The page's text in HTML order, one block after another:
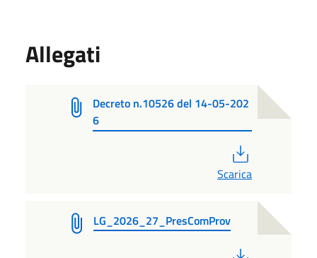
Allegati
Decreto n.10526 del 14-05-202
6
Scarica
LG_2026_27_PresComProv